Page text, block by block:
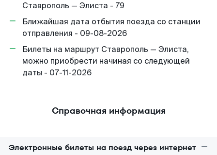
Ставрополь — Элиста - 79
Ближайшая дата отбытия поезда со станции
отправления - 09-08-2026
Билеты на маршрут Ставрополь — Элиста,
можно приобрести начиная со следующей
даты - 07-11-2026
Справочная информация
Электронные билеты на поезд через интернет